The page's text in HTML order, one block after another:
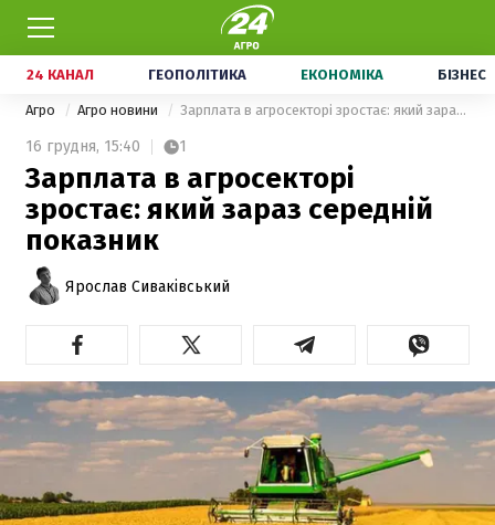
24 КАНАЛ ГЕОПОЛІТИКА ЕКОНОМІКА БІЗНЕС
Агро Агро новини Зарплата в агросекторі зростає: який зараз середній показник
16 грудня, 15:40 1
Зарплата в агросекторі
зростає: який зараз середній
показник
Ярослав Сиваківський